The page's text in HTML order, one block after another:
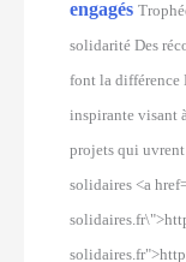
engagés
solidarité Des
font la différence
inspirante visant
projets qui
solidaires <a